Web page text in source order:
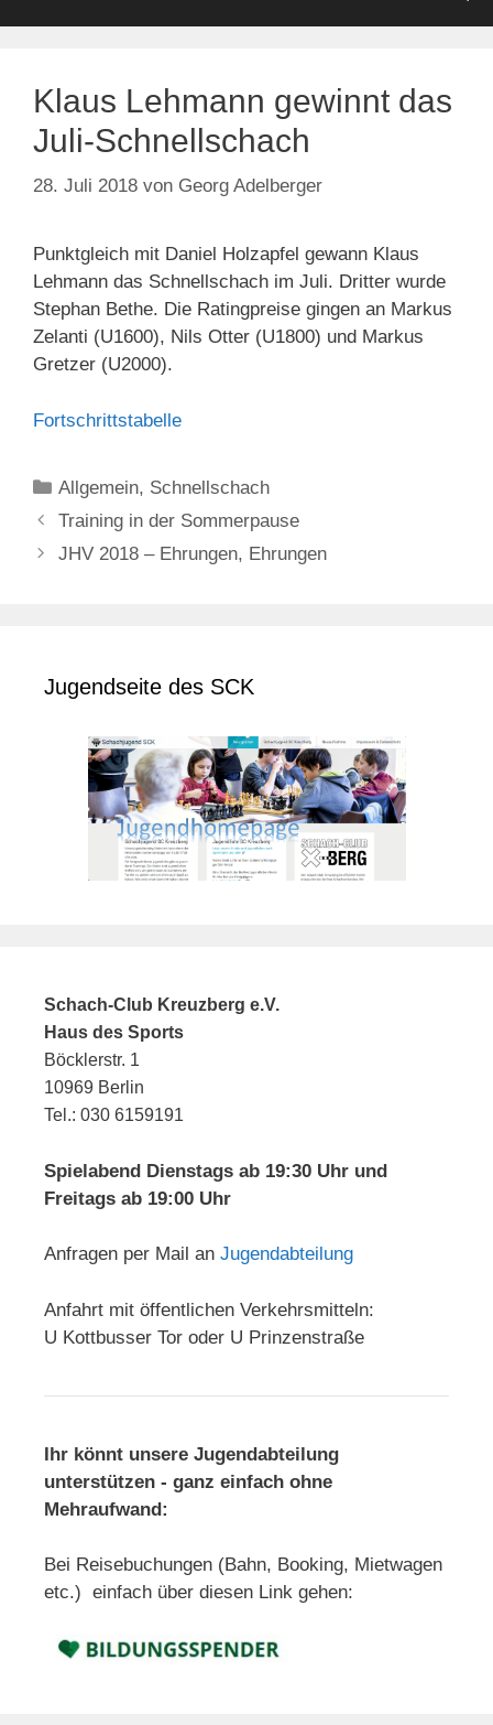
Klaus Lehmann gewinnt das
Juli-Schnellschach
28. Juli 2018 von Georg Adelberger
Punktgleich mit Daniel Holzapfel gewann Klaus
Lehmann das Schnellschach im Juli. Dritter wurde
Stephan Bethe. Die Ratingpreise gingen an Markus
Zelanti (U1600), Nils Otter (U1800) und Markus
Gretzer (U2000).
Fortschrittstabelle
Kategorien
Allgemein, Schnellschach
Training in der Sommerpause
JHV 2018 – Ehrungen, Ehrungen
Jugendseite des SCK
Schach-Club Kreuzberg e.V.
Haus des Sports
Böcklerstr. 1
10969 Berlin
Tel.: 030 6159191
Spielabend Dienstags ab 19:30 Uhr und
Freitags ab 19:00 Uhr
Anfragen per Mail an Jugendabteilung
Anfahrt mit öffentlichen Verkehrsmitteln:
U Kottbusser Tor oder U Prinzenstraße
Ihr könnt unsere Jugendabteilung
unterstützen - ganz einfach ohne
Mehraufwand:
Bei Reisebuchungen (Bahn, Booking, Mietwagen
etc.) einfach über diesen Link gehen: